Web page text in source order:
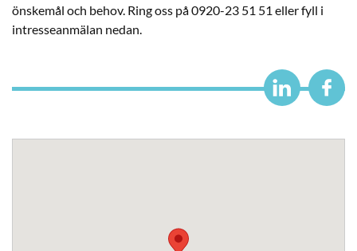
önskemål och behov. Ring oss på 0920-23 51 51 eller fyll i
intresseanmälan nedan.